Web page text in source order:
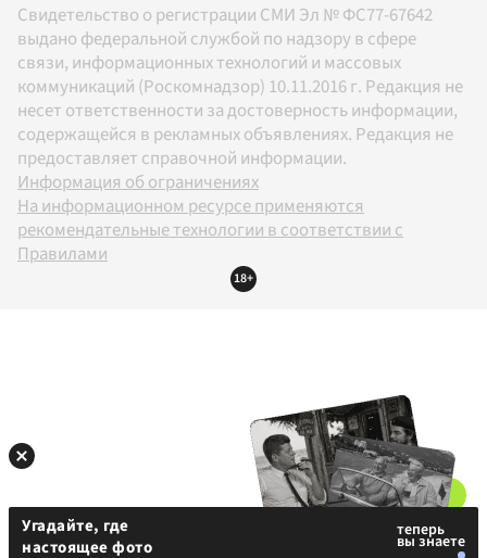
Свидетельство о регистрации СМИ Эл № ФС77-67642
выдано федеральной службой по надзору в сфере
связи, информационных технологий и массовых
коммуникаций (Роскомнадзор) 10.11.2016 г. Редакция не
несет ответственности за достоверность информации,
содержащейся в рекламных объявлениях. Редакция не
предоставляет справочной информации.
Информация об ограничениях
На информационном ресурсе применяются
рекомендательные технологии в соответствии с
Правилами
18+
Угадайте, где
настоящее фото